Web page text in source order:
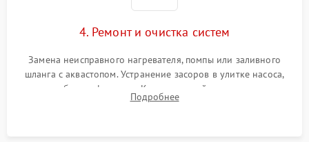
4. Ремонт и очистка систем
Замена неисправного нагревателя, помпы или заливного
шланга с аквастопом. Устранение засоров в улитке насоса,
патрубках и фильтрах. Компонентный ремонт платы
управления, восстановление поврежденной проводки.
Подробнее